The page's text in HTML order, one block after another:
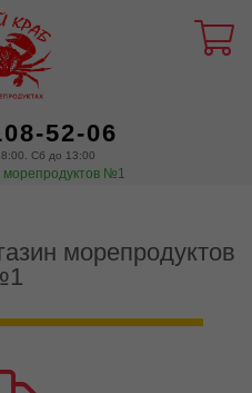
52-06
Сб до 13:00
морепродуктов №1
морепродуктов